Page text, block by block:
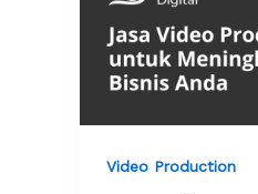
Video Production